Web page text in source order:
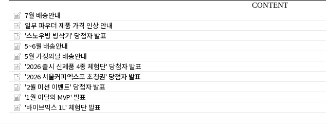
CONTENT
7월 배송안내
일부 파우더 제품 가격 인상 안내
'스노우빙 빙삭기' 당첨자 발표
5~6월 배송안내
5월 가정의달 배송안내
'2026 출시 신제품 4종 체험단' 당첨자 발표
'2026 서울커피엑스포 초청권' 당첨자 발표
'2월 미션 이벤트' 당첨자 발표
'1월 이달의 MVP' 발표
'바이브믹스 1L' 체험단 발표